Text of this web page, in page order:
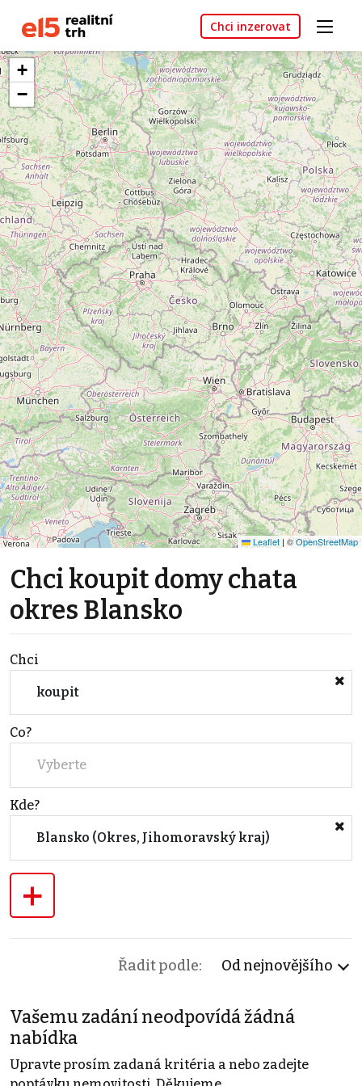
Chci inzerovat
+
−
Leaflet | ©OpenStreetMap
Chci koupit domy chata
okres Blansko
Chci
koupit
Co?
Vyberte
Kde?
Blansko (Okres, Jihomoravský kraj)
+
Řadit podle: Od nejnovějšího
Vašemu zadání neodpovídá žádná
nabídka
Upravte prosím zadaná kritéria a nebo zadejte